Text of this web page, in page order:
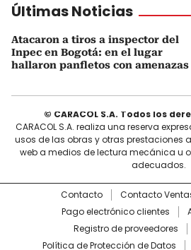
Últimas Noticias
Atacaron a tiros a inspector del
Inpec en Bogotá: en el lugar
hallaron panfletos con amenazas
© CARACOL S.A. Todos los
CARACOL S.A. realiza una reserva
usos de las obras y otras prestaciones
web a medios de lectura mecánica u
adecuados.
Contacto Contacto
Pago electrónico clientes
Registro de proveedores
Política de Protección de Datos